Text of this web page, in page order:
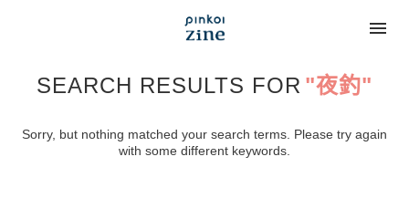
SEARCH RESULTS FOR "夜釣"
Sorry, but nothing matched your search terms. Please try again
with some different keywords.